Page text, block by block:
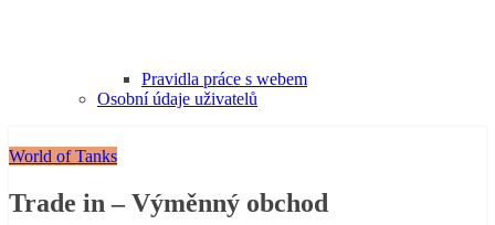
Pravidla práce s webem
Osobní údaje uživatelů
World of Tanks
Trade in – Výměnný obchod